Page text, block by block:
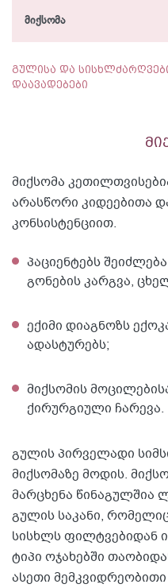
მიქსომა
გულისა და
დაავადებები
მიქსომა
არასწორი კიდეებითა
კონსისტენციით.
პაციენტებს
გონების კარგვა,
ექიმი დიაგნოზს
ადასტურებს;
მიქსომის
ქირურგიული ჩარევა.
გულის პირველადი
მიქსომაზე მოდის.
მარცხენა წინაგულშია
გულის საკანი,
სისხლს ფილტვებიდან
ტიპი ოჯახებში
ასეთი